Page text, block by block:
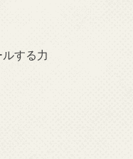
する力